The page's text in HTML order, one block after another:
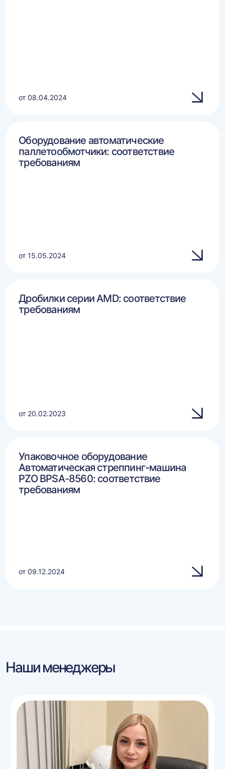
от 08.04.2024
Оборудование автоматические
паллетообмотчики: соответствие
требованиям
от 15.05.2024
Дробилки серии AMD: соответствие
требованиям
от 20.02.2023
Упаковочное оборудование
Автоматическая стреппинг-машина
PZO BPSA-8560: соответствие
требованиям
от 09.12.2024
Наши менеджеры